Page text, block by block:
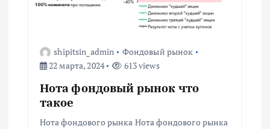
и
shipitsin_admin
Фондовый рынок
22 марта, 2024
613 views
Нота фондовый рынок что
такое
Нота фондового рынка Нота фондового рынка